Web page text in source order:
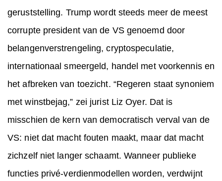
geruststelling. Trump wordt steeds meer de meest
corrupte president van de VS genoemd door
belangenverstrengeling, cryptospeculatie,
internationaal smeergeld, handel met voorkennis en
het afbreken van toezicht. “Regeren staat synoniem
met winstbejag,” zei jurist Liz Oyer. Dat is
misschien de kern van democratisch verval van de
VS: niet dat macht fouten maakt, maar dat macht
zichzelf niet langer schaamt. Wanneer publieke
functies privé-verdienmodellen worden, verdwijnt